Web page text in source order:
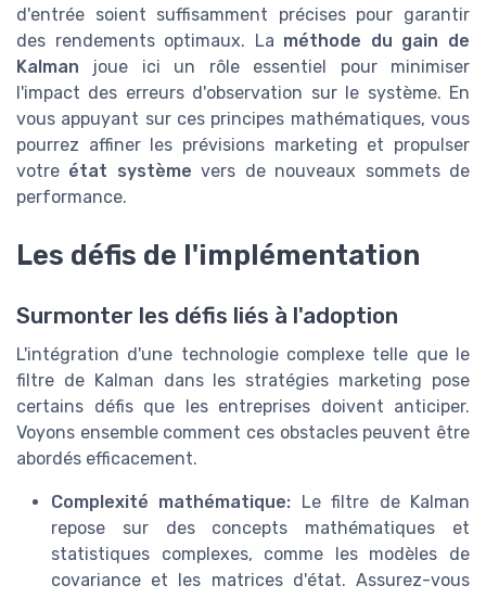
d'entrée soient suffisamment précises pour garantir
des rendements optimaux. La méthode du gain de
Kalman joue ici un rôle essentiel pour minimiser
l'impact des erreurs d'observation sur le système. En
vous appuyant sur ces principes mathématiques, vous
pourrez affiner les prévisions marketing et propulser
votre état système vers de nouveaux sommets de
performance.
Les défis de l'implémentation
Surmonter les défis liés à l'adoption
L'intégration d'une technologie complexe telle que le
filtre de Kalman dans les stratégies marketing pose
certains défis que les entreprises doivent anticiper.
Voyons ensemble comment ces obstacles peuvent être
abordés efficacement.
Complexité mathématique: Le filtre de Kalman
repose sur des concepts mathématiques et
statistiques complexes, comme les modèles de
covariance et les matrices d'état. Assurez-vous